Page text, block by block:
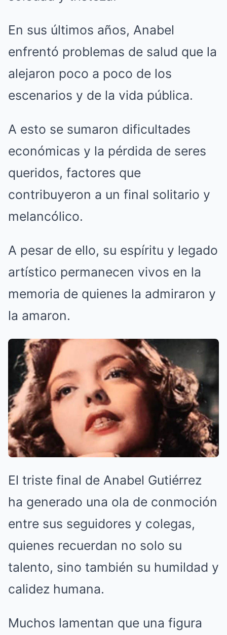
En sus últimos años, Anabel
enfrentó problemas de salud que la
alejaron poco a poco de los
escenarios y de la vida pública.
A esto se sumaron dificultades
económicas y la pérdida de seres
queridos, factores que
contribuyeron a un final solitario y
melancólico.
A pesar de ello, su espíritu y legado
artístico permanecen vivos en la
memoria de quienes la admiraron y
la amaron.
El triste final de Anabel Gutiérrez
ha generado una ola de conmoción
entre sus seguidores y colegas,
quienes recuerdan no solo su
talento, sino también su humildad y
calidez humana.
Muchos lamentan que una figura